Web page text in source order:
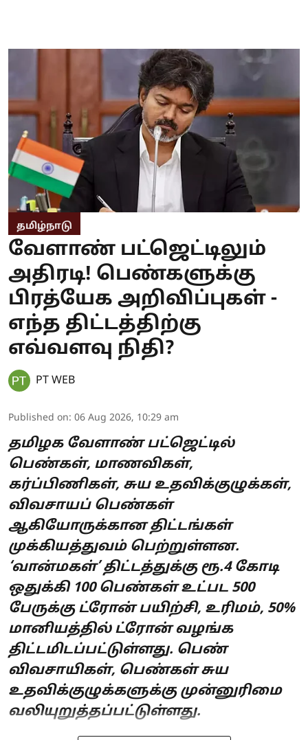
தமிழ்நாடு
வேளாண் பட்ஜெட்டிலும்
அதிரடி! பெண்களுக்கு
பிரத்யேக அறிவிப்புகள் -
எந்த திட்டத்திற்கு
எவ்வளவு நிதி?
PT WEB
Published on: 06 Aug 2026, 10:29 am
தமிழக வேளாண் பட்ஜெட்டில்
பெண்கள், மாணவிகள்,
கர்ப்பிணிகள், சுய உதவிக்குழுக்கள்,
விவசாயப் பெண்கள்
ஆகியோருக்கான திட்டங்கள்
முக்கியத்துவம் பெற்றுள்ளன.
‘வான்மகள்’ திட்டத்துக்கு ரூ.4 கோடி
ஒதுக்கி 100 பெண்கள் உட்பட 500
பேருக்கு ட்ரோன் பயிற்சி, உரிமம், 50%
மானியத்தில் ட்ரோன் வழங்க
திட்டமிடப்பட்டுள்ளது. பெண்
விவசாயிகள், பெண்கள் சுய
உதவிக்குழுக்களுக்கு முன்னுரிமை
வலியுறுத்தப்பட்டுள்ளது.